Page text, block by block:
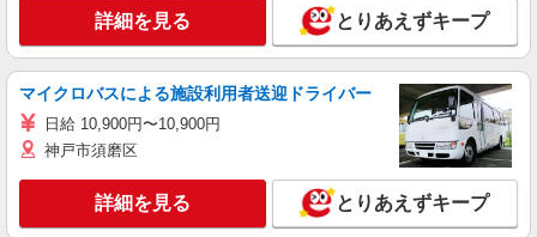
詳細を見る とりあえずキープ
マイクロバスによる施設利用者送迎ドライバー
日給 10,900円〜10,900円
神戸市須磨区
詳細を見る とりあえずキープ